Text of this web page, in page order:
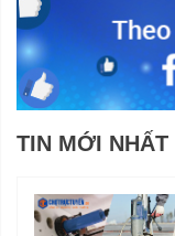
TIN MỚI NHẤT